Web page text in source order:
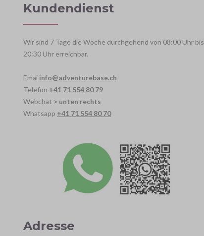
Kundendienst
Wir sind 7 Tage die Woche durchgehend von 08:00 Uhr bis
20:30 Uhr erreichbar.
Emai info@adventurebase.ch
Telefon +41 71 554 80 79
Webchat > unten rechts
Whatsapp +41 71 554 80 70
Adresse